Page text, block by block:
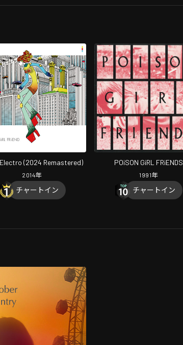
(2024 Remastered)
2014年
チャートイン
POiSON GiRL FRiENDS
1991年
チャートイン